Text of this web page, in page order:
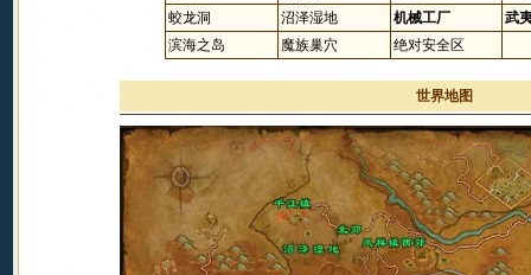
蛟龙洞
沼泽湿地 机械工厂
武
滨海之岛
魔族巢穴 绝对安全区
世界地图